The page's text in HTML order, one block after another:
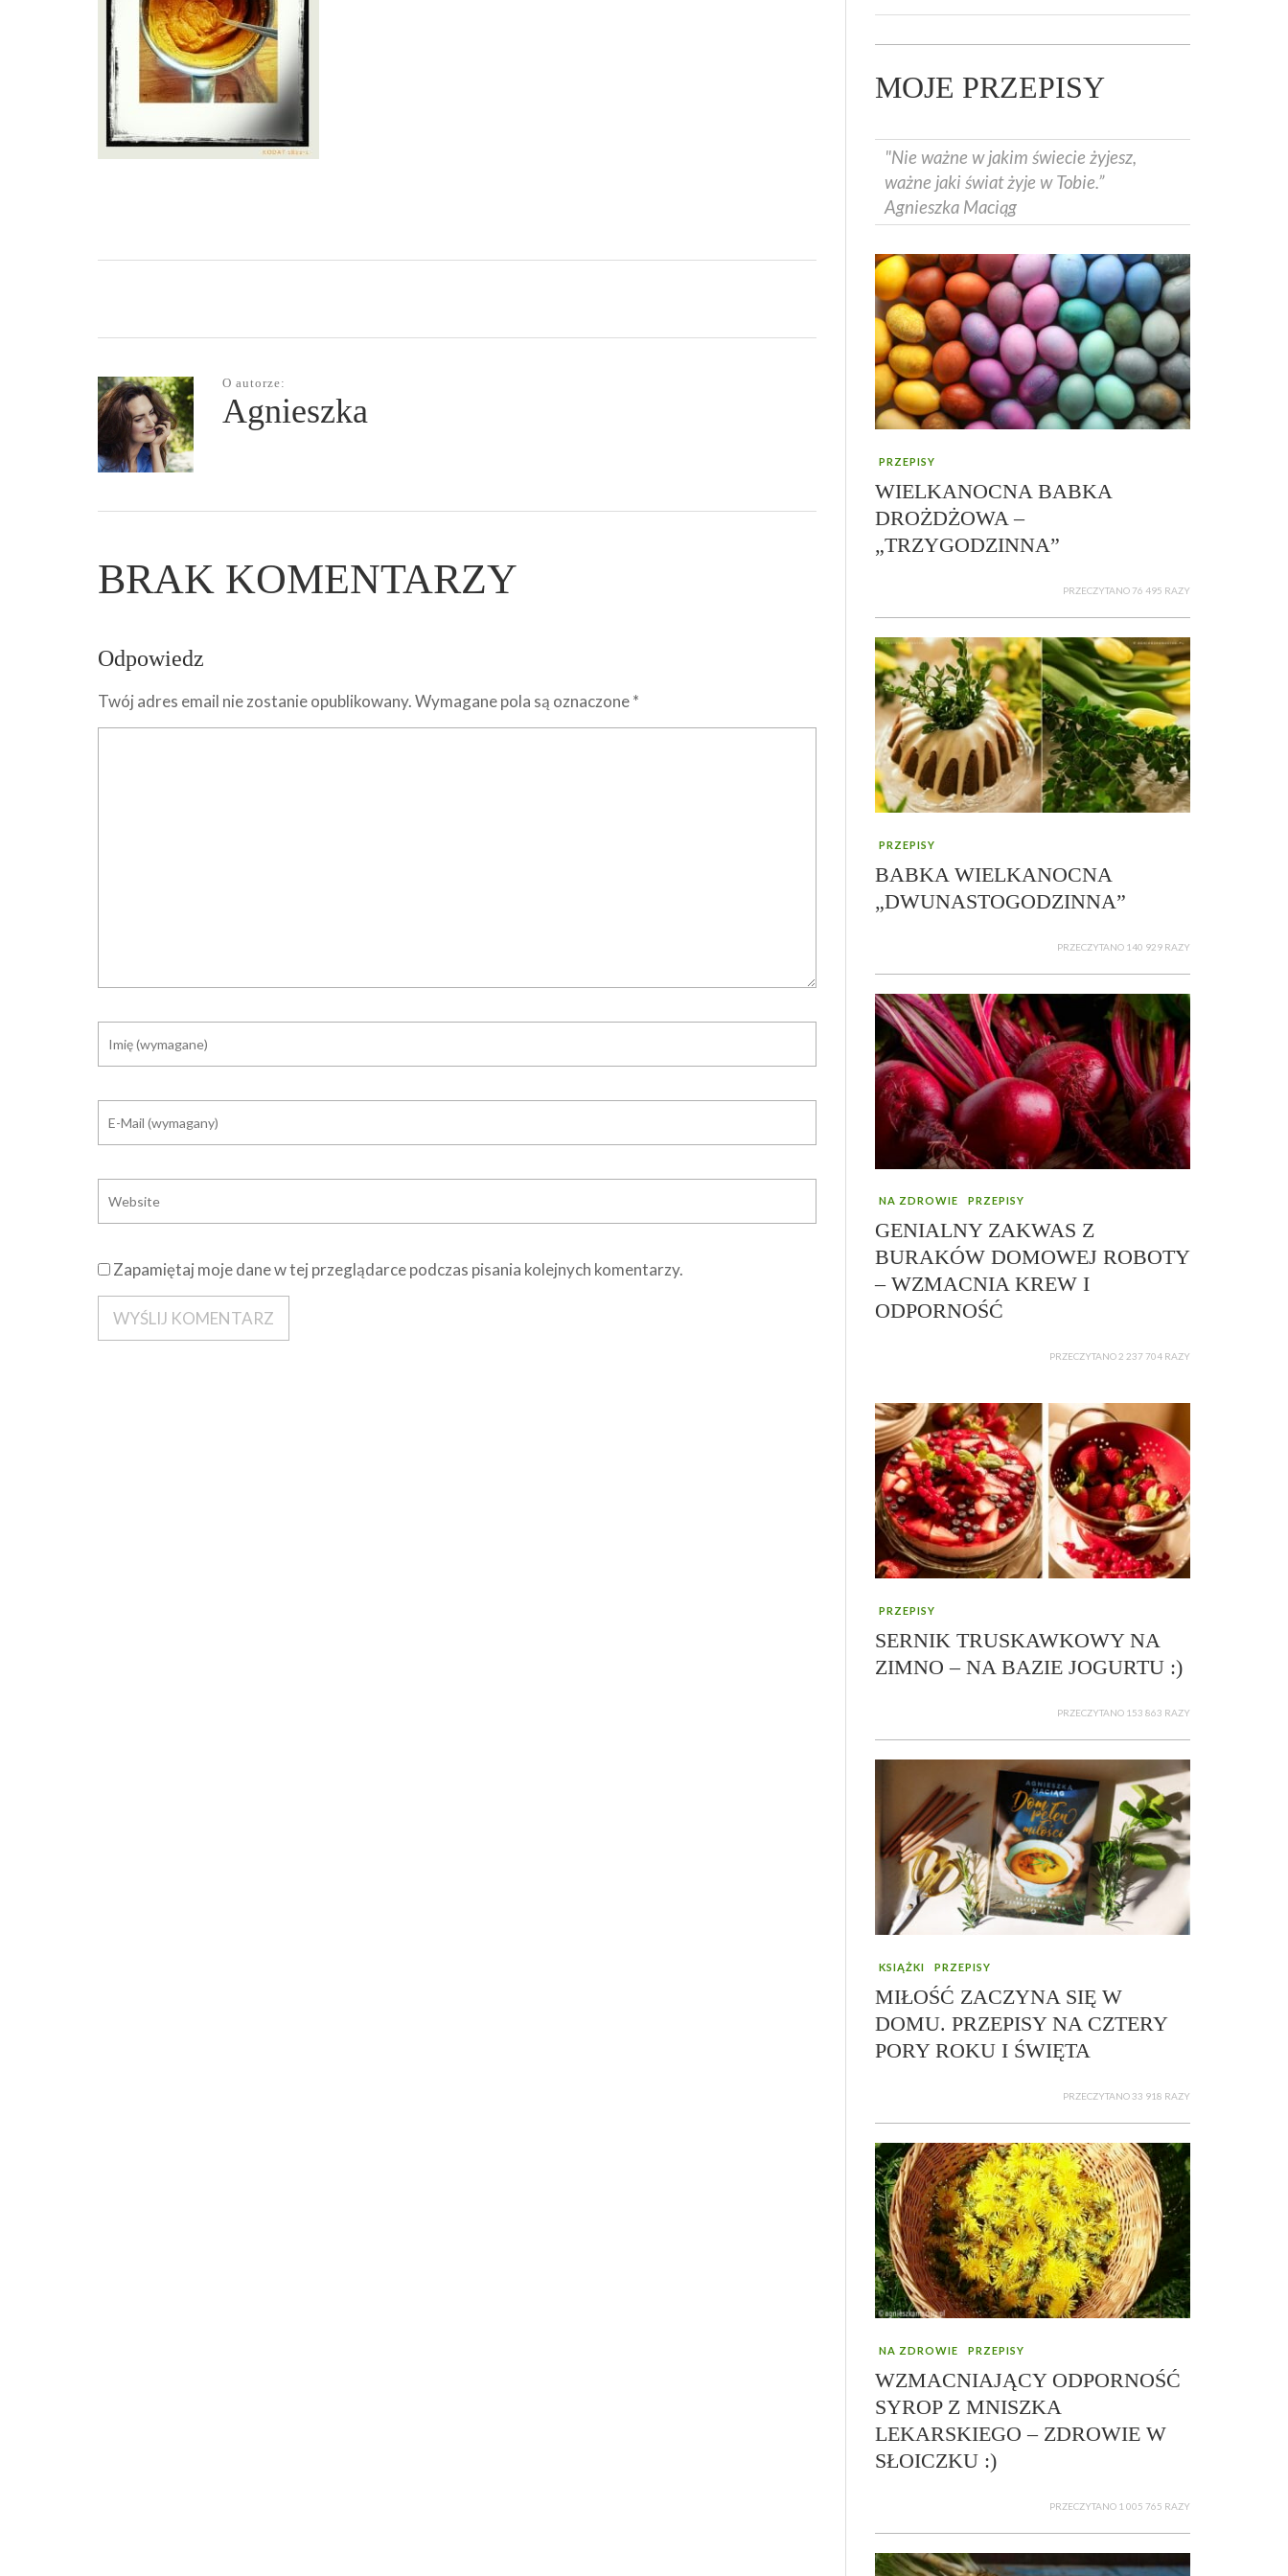
O autorze:
Agnieszka
BRAK KOMENTARZY
Odpowiedz
Twój adres email nie zostanie opublikowany.Wymagane pola są oznaczone*
Zapamiętaj moje dane w tej przeglądarce podczas pisania kolejnych komentarzy.
MOJE PRZEPISY
"Nie ważne w jakim świecie żyjesz,
ważne jaki świat żyje w Tobie.”
Agnieszka Maciąg
PRZEPISY
WIELKANOCNA BABKA
DROŻDŻOWA –
„TRZYGODZINNA”
PRZECZYTANO 76 495 RAZY
PRZEPISY
BABKA WIELKANOCNA
„DWUNASTOGODZINNA”
PRZECZYTANO 140 929 RAZY
NA ZDROWIE PRZEPISY
GENIALNY ZAKWAS Z
BURAKÓW DOMOWEJ ROBOTY
– WZMACNIA KREW I
ODPORNOŚĆ
PRZECZYTANO 2 237 704 RAZY
PRZEPISY
SERNIK TRUSKAWKOWY NA
ZIMNO – NA BAZIE JOGURTU :)
PRZECZYTANO 153 863 RAZY
KSIĄŻKI PRZEPISY
MIŁOŚĆ ZACZYNA SIĘ W
DOMU. PRZEPISY NA CZTERY
PORY ROKU I ŚWIĘTA
PRZECZYTANO 33 918 RAZY
NA ZDROWIE PRZEPISY
WZMACNIAJĄCY ODPORNOŚĆ
SYROP Z MNISZKA
LEKARSKIEGO – ZDROWIE W
SŁOICZKU :)
PRZECZYTANO 1 005 765 RAZY